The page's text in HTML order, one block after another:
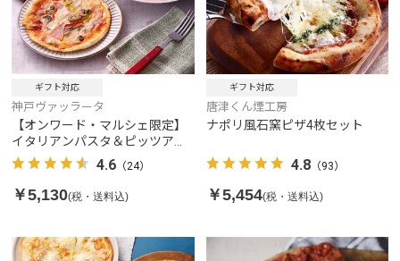
ギフト対応
神戸ヴァッラータ
【オンワード・マルシェ限定】
イタリアンパスタ＆ピッツアセ
ット（2人前）
4.6 （24）
￥5,130(税・送料込)
ギフト対応
唐津くん煙工房
ナポリ風石窯ピザ4枚セット
4.8（93）
￥5,454(税・送料込)